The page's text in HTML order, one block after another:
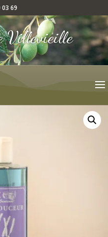
03 69
Villevieille